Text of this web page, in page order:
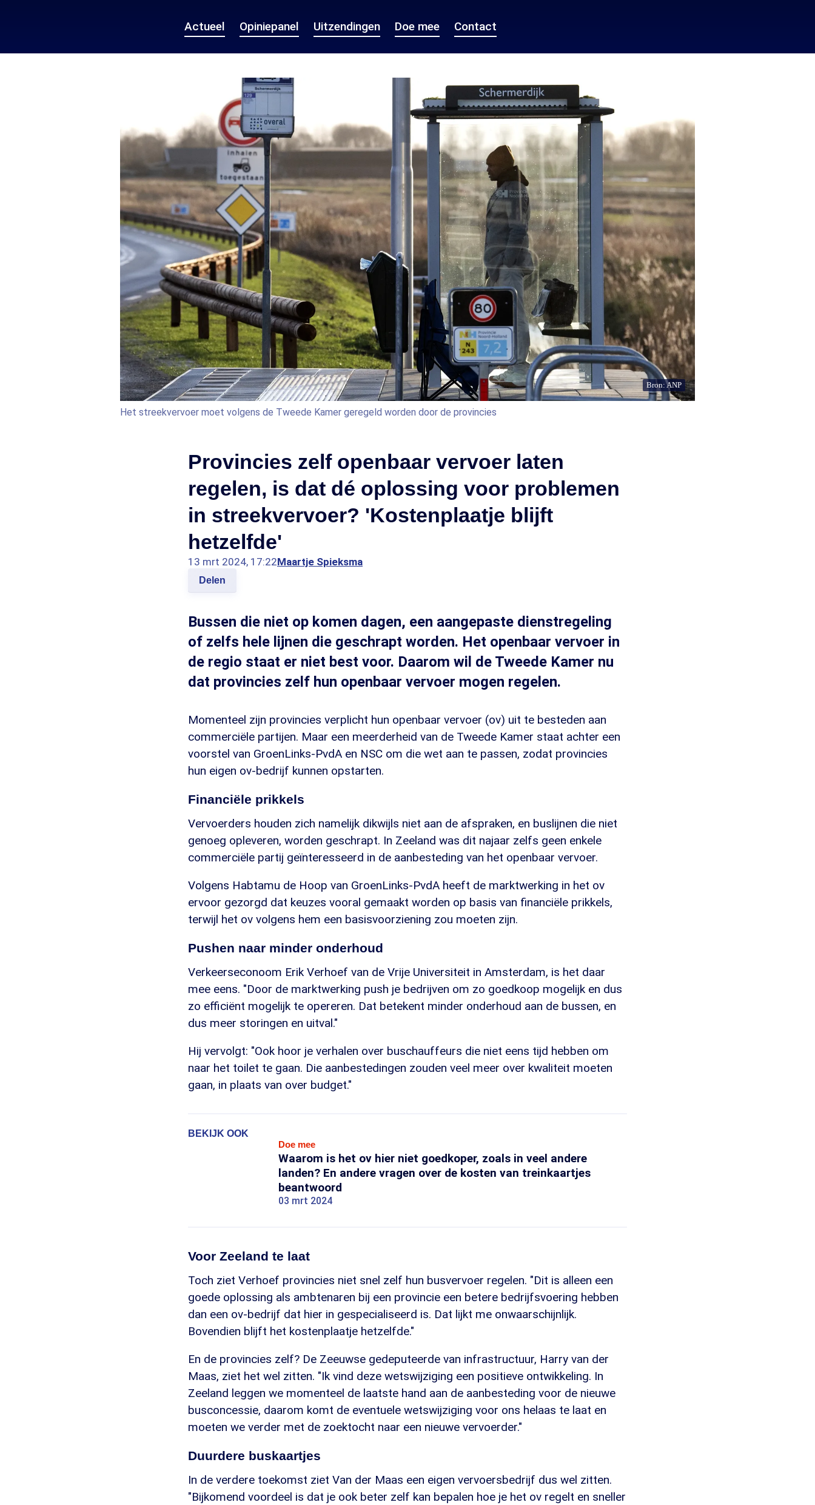
Actueel Opiniepanel Uitzendingen Doe mee Contact
Bron: ANP
Het streekvervoer moet volgens de Tweede Kamer geregeld worden door de provincies
Provincies zelf openbaar vervoer laten
regelen, is dat dé oplossing voor problemen
in streekvervoer? 'Kostenplaatje blijft
hetzelfde'
13 mrt 2024, 17:22Maartje Spieksma
Delen
Bussen die niet op komen dagen, een aangepaste dienstregeling
of zelfs hele lijnen die geschrapt worden. Het openbaar vervoer in
de regio staat er niet best voor. Daarom wil de Tweede Kamer nu
dat provincies zelf hun openbaar vervoer mogen regelen.
Momenteel zijn provincies verplicht hun openbaar vervoer (ov) uit te besteden aan
commerciële partijen. Maar een meerderheid van de Tweede Kamer staat achter een
voorstel van GroenLinks-PvdA en NSC om die wet aan te passen, zodat provincies
hun eigen ov-bedrijf kunnen opstarten.
Financiële prikkels
Vervoerders houden zich namelijk dikwijls niet aan de afspraken, en buslijnen die niet
genoeg opleveren, worden geschrapt. In Zeeland was dit najaar zelfs geen enkele
commerciële partij geïnteresseerd in de aanbesteding van het openbaar vervoer.
Volgens Habtamu de Hoop van GroenLinks-PvdA heeft de marktwerking in het ov
ervoor gezorgd dat keuzes vooral gemaakt worden op basis van financiële prikkels,
terwijl het ov volgens hem een basisvoorziening zou moeten zijn.
Pushen naar minder onderhoud
Verkeerseconoom Erik Verhoef van de Vrije Universiteit in Amsterdam, is het daar
mee eens. "Door de marktwerking push je bedrijven om zo goedkoop mogelijk en dus
zo efficiënt mogelijk te opereren. Dat betekent minder onderhoud aan de bussen, en
dus meer storingen en uitval."
Hij vervolgt: "Ook hoor je verhalen over buschauffeurs die niet eens tijd hebben om
naar het toilet te gaan. Die aanbestedingen zouden veel meer over kwaliteit moeten
gaan, in plaats van over budget."
BEKIJK OOK
Doe mee
Waarom is het ov hier niet goedkoper, zoals in veel andere
landen? En andere vragen over de kosten van treinkaartjes
beantwoord
03 mrt 2024
Voor Zeeland te laat
Toch ziet Verhoef provincies niet snel zelf hun busvervoer regelen. "Dit is alleen een
goede oplossing als ambtenaren bij een provincie een betere bedrijfsvoering hebben
dan een ov-bedrijf dat hier in gespecialiseerd is. Dat lijkt me onwaarschijnlijk.
Bovendien blijft het kostenplaatje hetzelfde."
En de provincies zelf? De Zeeuwse gedeputeerde van infrastructuur, Harry van der
Maas, ziet het wel zitten. "Ik vind deze wetswijziging een positieve ontwikkeling. In
Zeeland leggen we momenteel de laatste hand aan de aanbesteding voor de nieuwe
busconcessie, daarom komt de eventuele wetswijziging voor ons helaas te laat en
moeten we verder met de zoektocht naar een nieuwe vervoerder."
Duurdere buskaartjes
In de verdere toekomst ziet Van der Maas een eigen vervoersbedrijf dus wel zitten.
"Bijkomend voordeel is dat je ook beter zelf kan bepalen hoe je het ov regelt en sneller